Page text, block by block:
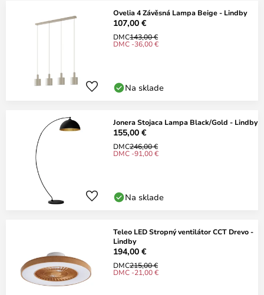
Ovelia 4 Závěsná Lampa Beige - Lindby
107,00 €
DMC143,00 €
DMC -36,00 €
Na sklade
Jonera Stojaca Lampa Black/Gold - Lindby
155,00 €
DMC246,00 €
DMC -91,00 €
Na sklade
Teleo LED Stropný ventilátor CCT Drevo -
Lindby
194,00 €
DMC215,00 €
DMC -21,00 €